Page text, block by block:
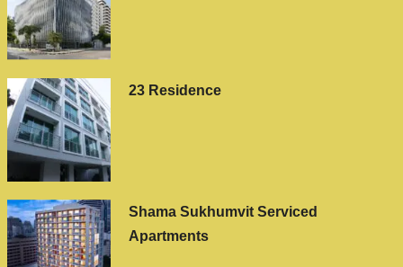
23 Residence
Shama Sukhumvit Serviced
Apartments